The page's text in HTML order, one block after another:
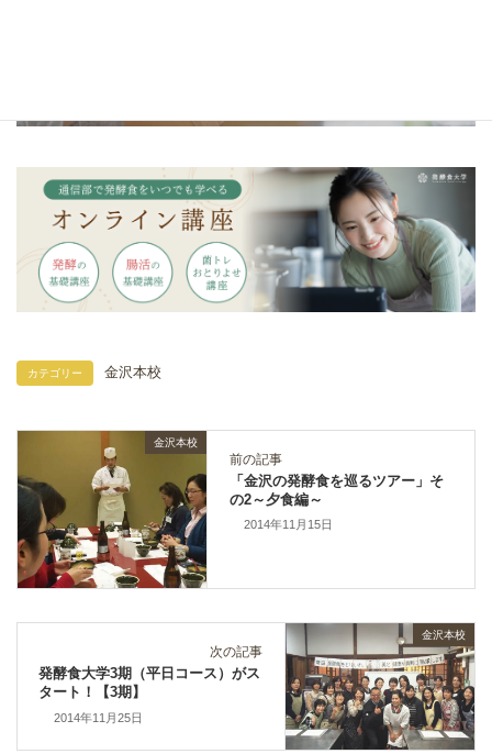
カテゴリー 金沢本校
金沢本校
前の記事
「金沢の発酵食を巡るツアー」そ
の2～夕食編～
2014年11月15日
金沢本校
次の記事
発酵食大学3期（平日コース）がス
タート！【3期】
2014年11月25日